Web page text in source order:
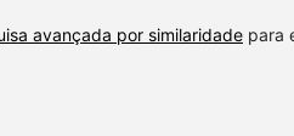
avançada por similaridade para